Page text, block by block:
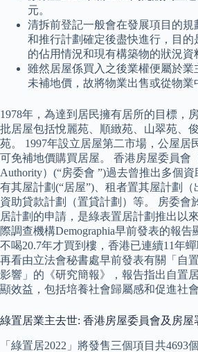
元。
清拆前登記一般會在發展項目的規
和推行計劃確定後盡快進行，目
的佔用情況和現有構築物的狀況資
雖然居屋係買入之後業權便屬於業
未補地價，故將物業出售或從物業
1978年，為達到居民擁有居所的目標，
批居屋包括悅麗苑、順緻苑、山翠苑、
苑。 1997年設立居屋第二市場，公屋居
可免補地價購買居屋。 香港房屋委員會
Authority）(“房委會 ”)過去曾推出多個
有其屋計劃(“居屋”)、租者置其屋計劃
資助貸款計劃（置貸計劃）等。 房委會
居計劃的申請，是綠表置居計劃推出以
際調查機構Demographia早前發表的報
不喝20.7年才買到樓，香港已連續11年
再看由立法會秘書處早前發表有關「自
影響」的《研究簡報》，報告指出自置
顯效益，包括培養社會歸屬感和促進社會
綠置居業主去世: 香港房屋委員會及房屋
「綠置居2022」將發售三個項目共4693